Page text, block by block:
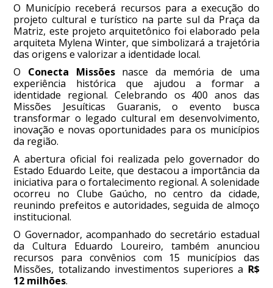
O Município receberá recursos para a execução do
projeto cultural e turístico na parte sul da Praça da
Matriz, este projeto arquitetônico foi elaborado pela
arquiteta Mylena Winter, que simbolizará a trajetória
das origens e valorizar a identidade local.
O Conecta Missõesnasce da memória de uma
experiência histórica que ajudou a formar a
identidade regional. Celebrando os 400 anos das
Missões Jesuíticas Guaranis, o evento busca
transformar o legado cultural em desenvolvimento,
inovação e novas oportunidades para os municípios
da região.
A abertura oficial foi realizada pelo governador do
Estado Eduardo Leite, que destacou a importância da
iniciativa para o fortalecimento regional. A solenidade
ocorreu no Clube Gaúcho, no centro da cidade,
reunindo prefeitos e autoridades, seguida de almoço
institucional.
O Governador, acompanhado do secretário estadual
da Cultura Eduardo Loureiro, também anunciou
recursos para convênios com 15 municípios das
Missões, totalizando investimentos superiores a R$
12 milhões.